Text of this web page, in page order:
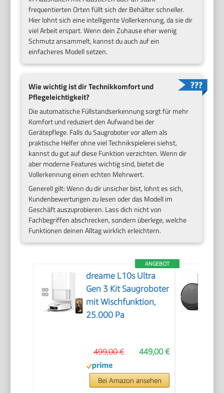
frequentierten Orten füllt sich der Behälter schneller.
Hier lohnt sich eine intelligente Vollerkennung, da sie dir
viel Arbeit erspart. Wenn dein Zuhause eher wenig
Schmutz ansammelt, kannst du auch auf ein
einfacheres Modell setzen.
Wie wichtig ist dir Technikkomfort und
Pflegeleichtigkeit?
Die automatische Füllstandserkennung sorgt für mehr
Komfort und reduziert den Aufwand bei der
Gerätepflege. Falls du Saugroboter vor allem als
praktische Helfer ohne viel Technikspielerei siehst,
kannst du gut auf diese Funktion verzichten. Wenn dir
aber moderne Features wichtig sind, bietet die
Vollerkennung einen echten Mehrwert.
Generell gilt: Wenn du dir unsicher bist, lohnt es sich,
Kundenbewertungen zu lesen oder das Modell im
Geschäft auszuprobieren. Lass dich nicht von
Fachbegriffen abschrecken, sondern überlege, welche
Funktionen deinen Alltag wirklich erleichtern.
ANGEBOT
dreame L10s Ultra
Gen 3 Kit Saugroboter
mit Wischfunktion,
25.000 Pa
449,00 €
499,00 €
Bei Amazon ansehen